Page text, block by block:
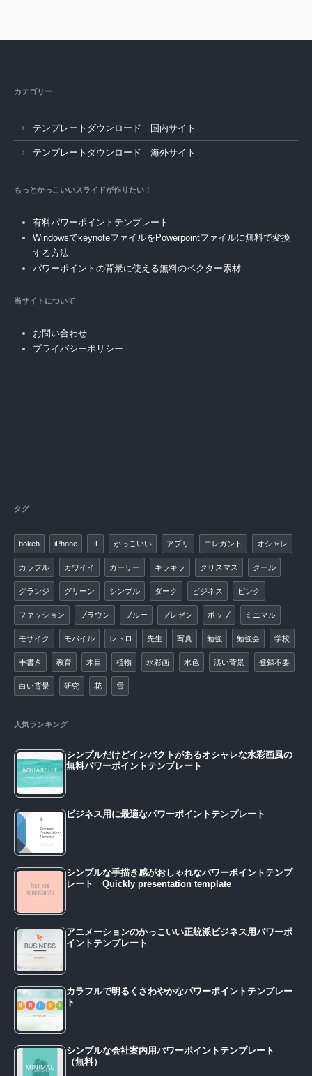
カテゴリー
テンプレートダウンロード 国内サイト
テンプレートダウンロード 海外サイト
もっとかっこいいスライドが作りたい！
有料パワーポイントテンプレート
WindowsでkeynoteファイルをPowerpointファイルに無料で変換
する方法
パワーポイントの背景に使える無料のベクター素材
当サイトについて
お問い合わせ
プライバシーポリシー
タグ
bokeh iPhone IT かっこいい アプリ エレガント オシャレ
カラフル カワイイ ガーリー キラキラ クリスマス クール
グランジ グリーン シンプル ダーク ビジネス ピンク
ファッション ブラウン ブルー プレゼン ポップ ミニマル
モザイク モバイル レトロ 先生 写真 勉強 勉強会 学校
手書き 教育 木目 植物 水彩画 水色 淡い背景 登録不要
白い背景 研究 花 雪
人気ランキング
シンプルだけどインパクトがあるオシャレな水彩画風の
無料パワーポイントテンプレート
ビジネス用に最適なパワーポイントテンプレート
シンプルな手描き感がおしゃれなパワーポイントテンプ
レート Quickly presentation template
アニメーションのかっこいい正統派ビジネス用パワーポ
イントテンプレート
カラフルで明るくさわやかなパワーポイントテンプレー
ト
シンプルな会社案内用パワーポイントテンプレート
（無料）